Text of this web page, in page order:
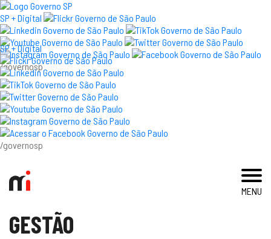
SP + Digital
/governosp
SP + Digital
/governosp
MENU
×
visite
exposições e eventos
acervo e pesquisa
GESTÃO